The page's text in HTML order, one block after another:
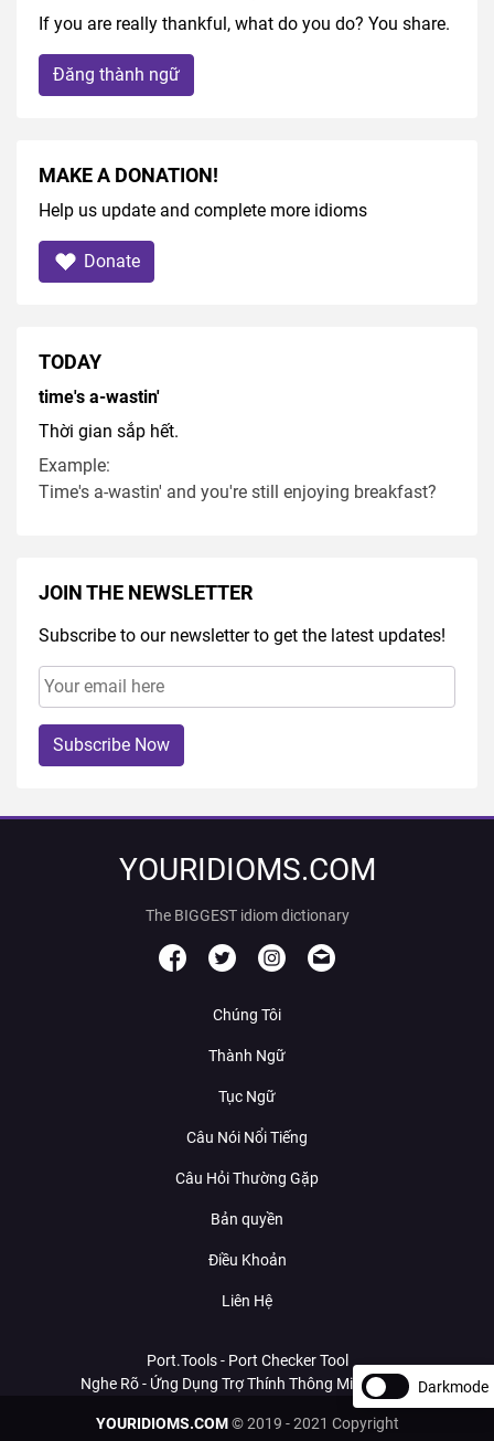
If you are really thankful, what do you do? You share.
Đăng thành ngữ
MAKE A DONATION!
Help us update and complete more idioms
Donate
TODAY
time's a-wastin'
Thời gian sắp hết.
Example:
Time's a-wastin' and you're still enjoying breakfast?
JOIN THE NEWSLETTER
Subscribe to our newsletter to get the latest updates!
Subscribe Now
YOURIDIOMS.COM
The BIGGEST idiom dictionary
Chúng Tôi
Thành Ngữ
Tục Ngữ
Câu Nói Nổi Tiếng
Câu Hỏi Thường Gặp
Bản quyền
Điều Khoản
Liên Hệ
Port.Tools - Port Checker Tool
Nghe Rõ - Ứng Dụng Trợ Thính Thông Minh Với AI
YOURIDIOMS.COM© 2019 - 2021 Copyright
Darkmode